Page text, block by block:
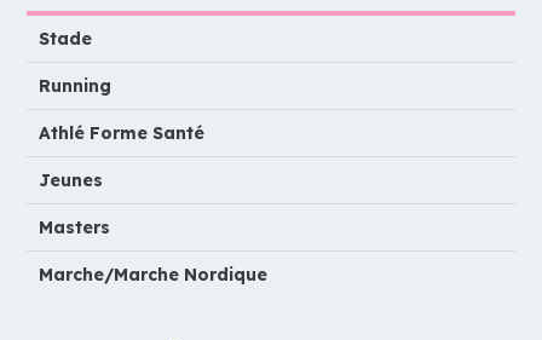
Stade
Running
Athlé Forme Santé
Jeunes
Masters
Marche/Marche Nordique